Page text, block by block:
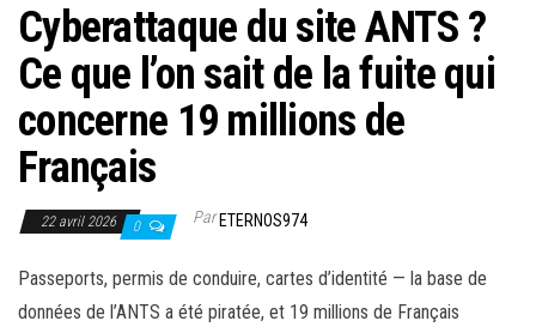
Cyberattaque du site ANTS ?
Ce que l’on sait de la fuite qui
concerne 19 millions de
Français
22 avril 2026 0 ParETERNOS974
Passeports, permis de conduire, cartes d’identité — la base de
données de l’ANTS a été piratée, et 19 millions de Français